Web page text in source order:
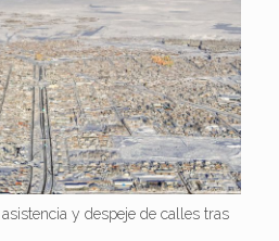
y despeje de calles tras